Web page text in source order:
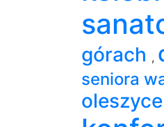
górach ,
seniora
oleszyce